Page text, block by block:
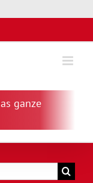
ganze